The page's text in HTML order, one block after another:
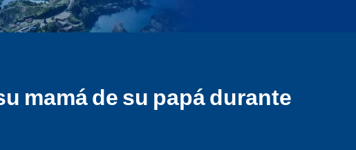
mamá de su papá durante